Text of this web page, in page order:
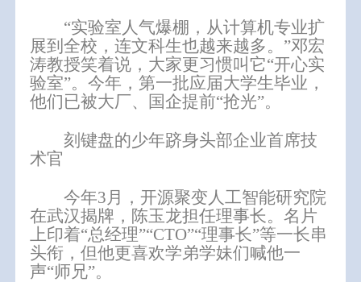
“实验室人气爆棚，从计算机专业扩
展到全校，连文科生也越来越多。”邓宏
涛教授笑着说，大家更习惯叫它“开心实
验室”。今年，第一批应届大学生毕业，
他们已被大厂、国企提前“抢光”。
刻键盘的少年跻身头部企业首席技
术官
今年3月，开源聚变人工智能研究院
在武汉揭牌，陈玉龙担任理事长。名片
上印着“总经理”“CTO”“理事长”等一长串
头衔，但他更喜欢学弟学妹们喊他一
声“师兄”。